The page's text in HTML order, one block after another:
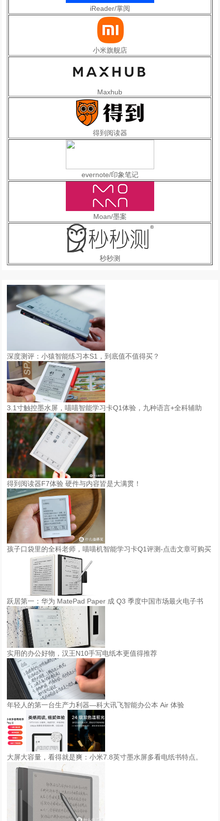
iReader/掌阅
小米旗舰店
Maxhub
得到阅读器
evernote/印象笔记
Moan/墨案
秒秒测
深度测评：小猿智能练习本S1，到底值不值得买？
3.1寸触控墨水屏，喵喵智能学习卡Q1体验，九种语言+全科辅助
得到阅读器F7体验 硬件与内容皆是大满贯！
孩子口袋里的全科老师，喵喵机智能学习卡Q1评测-点击文章可购买
跃居第一：华为 MatePad Paper 成 Q3 季度中国市场最火电子书
实用的办公好物，汉王N10手写电纸本更值得推荐
年轻人的第一台生产力利器—科大讯飞智能办公本 Air 体验
大屏大容量，看得就是爽：小米7.8英寸墨水屏多看电纸书特点。